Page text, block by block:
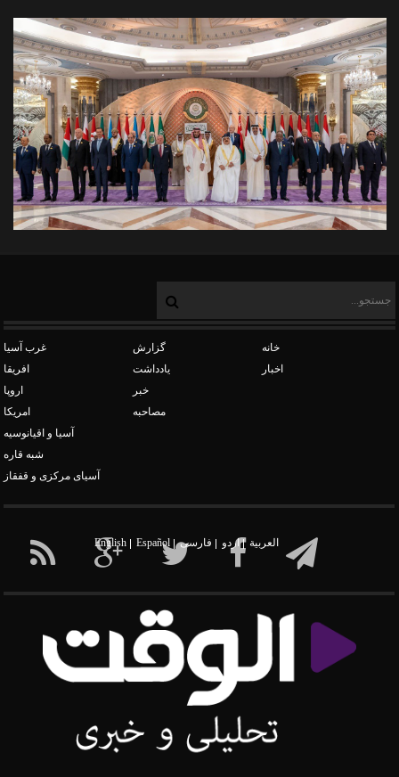
غرب آسیا
افریقا
اروپا
امریکا
آسیا و اقیانوسیه
شبه قاره
آسیای مرکزی و قفقاز
گزارش
یادداشت
خبر
مصاحبه
خانه
اخبار
العربیة اردو فارسی Español
English